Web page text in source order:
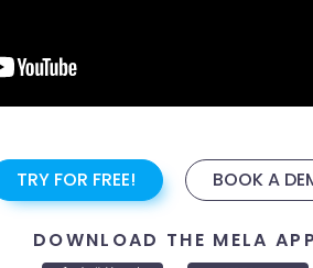
TRY FOR FREE! BOOK A
DOWNLOAD THE MELA APP